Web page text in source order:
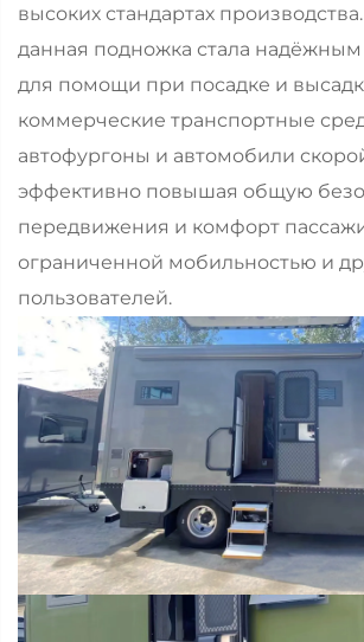
высоких стандартах
данная подножка стала
для помощи при посадке и
коммерческие транспортные
автофургоны и автомобили
эффективно повышая общую
передвижения и комфорт
ограниченной мобильностью и
пользователей.